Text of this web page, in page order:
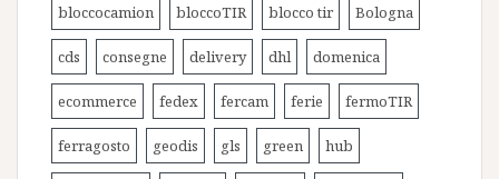
bloccocamion bloccoTIR blocco tir Bologna
cds consegne delivery dhl domenica
ecommerce fedex fercam ferie fermoTIR
ferragosto geodis gls green hub